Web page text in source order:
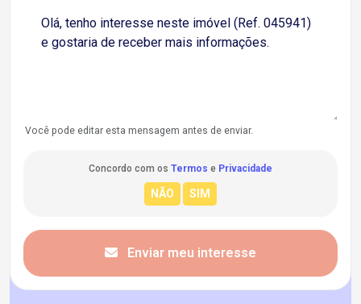
Você pode editar esta mensagem antes de enviar.
Concordo com os Termos e Privacidade
Enviar meu interesse